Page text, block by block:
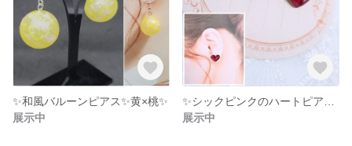
✨和風バルーンピアス✨黄×桃✨
展示中
展示中